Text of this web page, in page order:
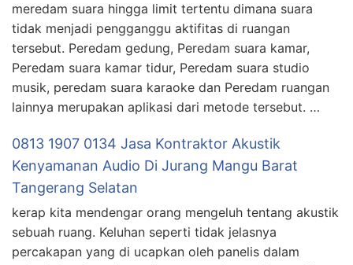
meredam suara hingga limit tertentu dimana suara
tidak menjadi pengganggu aktifitas di ruangan
tersebut. Peredam gedung, Peredam suara kamar,
Peredam suara kamar tidur, Peredam suara studio
musik, peredam suara karaoke dan Peredam ruangan
lainnya merupakan aplikasi dari metode tersebut. …
0813 1907 0134 Jasa Kontraktor Akustik
Kenyamanan Audio Di Jurang Mangu Barat
Tangerang Selatan
kerap kita mendengar orang mengeluh tentang akustik
sebuah ruang. Keluhan seperti tidak jelasnya
percakapan yang di ucapkan oleh panelis dalam